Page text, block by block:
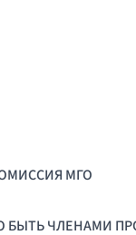
МГО
БЫТЬ ЧЛЕНАМИ